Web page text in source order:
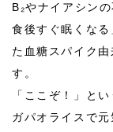
B₂やナイアシン
食後すぐ眠くな
た血糖スパイク
す。
「ここぞ！」と
ガパオライスで